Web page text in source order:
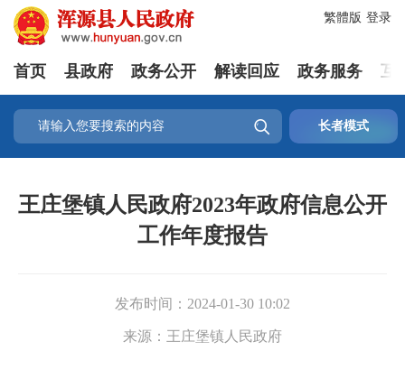
登录
繁體版
首页 县政府 政务公开 解读回应 政务服务 互
 长者模式
王庄堡镇人民政府2023年政府信息公开
工作年度报告
发布时间： 2024-01-30 10:02
来源： 王庄堡镇人民政府